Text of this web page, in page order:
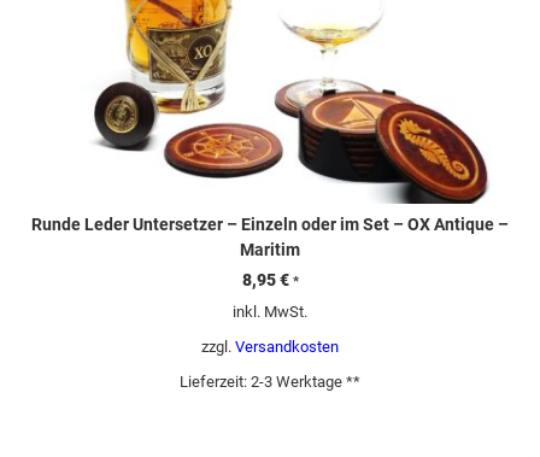
Runde Leder Untersetzer – Einzeln oder im Set – OX Antique –
Maritim
8,95€ *
inkl. MwSt.
zzgl. Versandkosten
Lieferzeit: 2-3 Werktage **